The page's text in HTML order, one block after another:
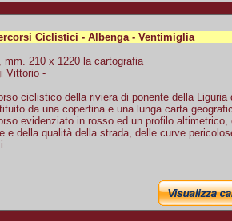
Ciclistici - Albenga - Ventimiglia
210 x 1220 la cartografia
Vittorio -
ciclistico della riviera di ponente della Liguria
da una copertina e una lunga carta
evidenziato in rosso ed un profilo altimetrico,
e della qualità della strada, delle curve